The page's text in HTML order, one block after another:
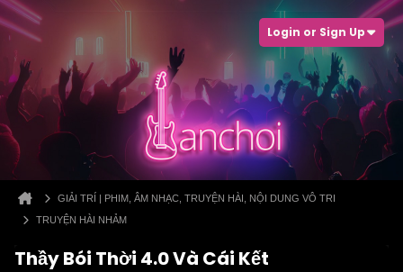
Login or Sign Up
GIẢI TRÍ | PHIM, ÂM NHẠC, TRUYỆN HÀI, NỘI DUNG VÔ TRI
TRUYỆN HÀI NHẢM
Thầy Bói Thời 4.0 Và Cái Kết